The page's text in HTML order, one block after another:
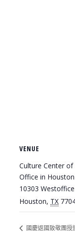
VENUE
Culture Center
Office in Houston
10303
Houston, TX
國慶返國致敬團授